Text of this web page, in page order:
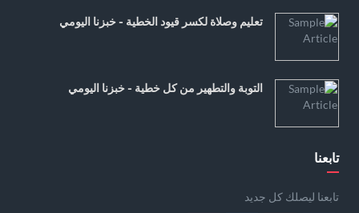
تعليم وصلاة لكسر قيود الخطية - خبزنا اليومي
التوبة والتطهير من كل خطية - خبزنا اليومي
تابعنا
تابعنا ليصلك كل جديد